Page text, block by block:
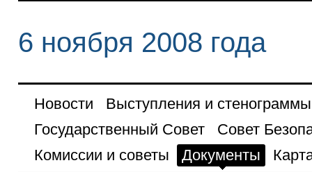
6 ноября 2008 года
Новости
Выступления и стенограммы
Государственный Совет
Совет
Комиссии и советы
Документы